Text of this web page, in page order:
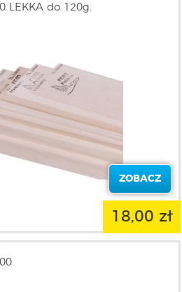
LEKKA do 120g.
ZOBACZ
18,00 zł